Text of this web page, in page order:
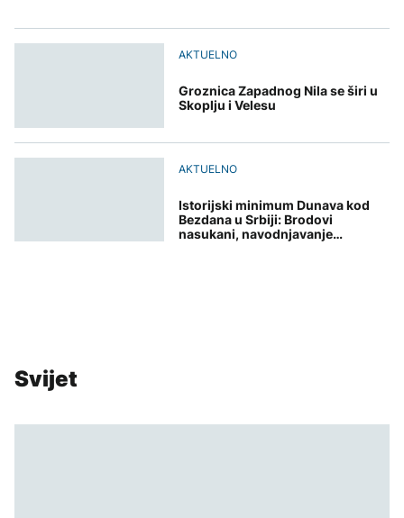
AKTUELNO
Groznica Zapadnog Nila se širi u
Skoplju i Velesu
AKTUELNO
Istorijski minimum Dunava kod
Bezdana u Srbiji: Brodovi
nasukani, navodnjavanje
Svijet